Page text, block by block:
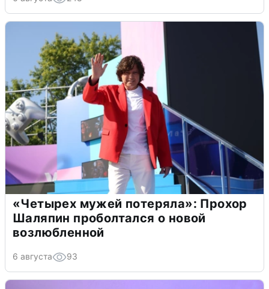
«Четырех мужей потеряла»: Прохор
Шаляпин проболтался о новой
возлюбленной
6 августа 93